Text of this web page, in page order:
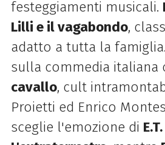
festeggiamenti musicali.
Lilli e il vagabondo,
adatto a tutta la famiglia.
sulla commedia italiana
cavallo, cult
Proietti ed Enrico
sceglie l'emozione di